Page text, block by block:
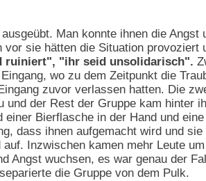
Man konnte ihnen die
sie hätten die Situation provoziert
ruiniert", "ihr seid unsolidarisch".
wo zu dem Zeitpunkt die
zuvor verlassen hatten. Die
der Rest der Gruppe kam hinter
Bierflasche in der Hand und
dass ihnen aufgemacht wird und
Inzwischen kamen mehr Leute
Angst wuchsen, es war genau der
die Gruppe von dem Pulk.